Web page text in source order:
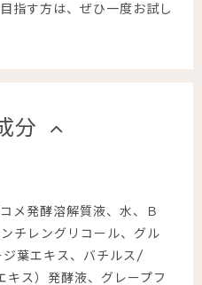
指す方は、ぜひ一度お試し
分
メ発酵溶解質液、水、Ｂ
チレングリコール、グル
葉エキス、バチルス/
キス）発酵液、グレープフ